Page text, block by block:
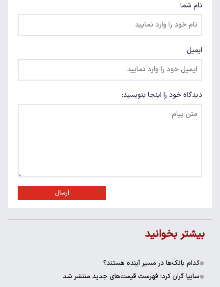
نام شما
ایمیل
دیدگاه خود را اینجا بنویسید:
ارسال
بیشتر بخوانید
کدام بانک‌ها در مسیر آینده هستند؟
سایپا گران کرد؛ فهرست قیمت‌های جدید منتشر شد